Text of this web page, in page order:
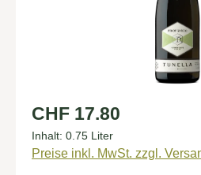
Regulärer Preis:
CHF 17.80
Inhalt: 0.75 Liter
Preise inkl. MwSt. zzgl.